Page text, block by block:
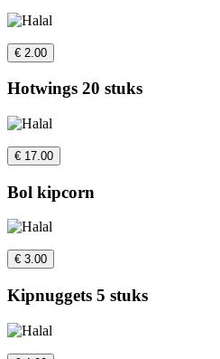
€ 2.00
Hotwings 20 stuks
€ 17.00
Bol kipcorn
€ 3.00
Kipnuggets 5 stuks